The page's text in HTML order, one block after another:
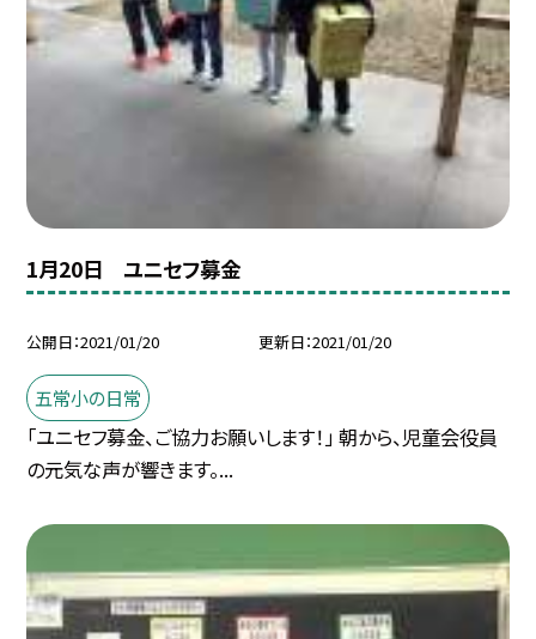
1月20日 ユニセフ募金
公開日 2021/01/20 更新日 2021/01/20
五常小の日常
「ユニセフ募金、ご協力お願いします！」 朝から、児童会役員
の元気な声が響きます。...